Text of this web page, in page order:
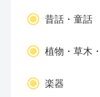
昔話・童話
植物・草木
楽器